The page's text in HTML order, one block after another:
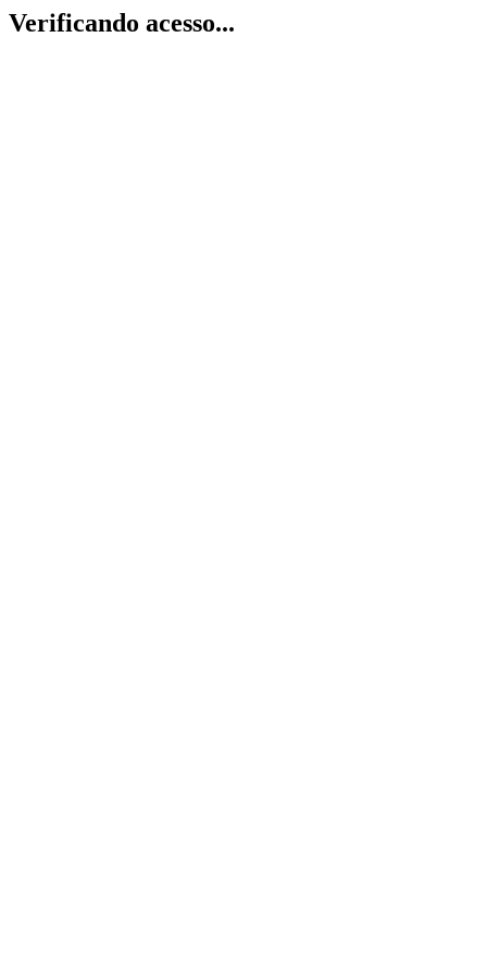
Verificando acesso...